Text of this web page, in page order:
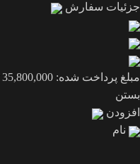
جزئیات سفارش
مبلغ پرداخت شده: 35,800,000
بستن
افزودن
نام